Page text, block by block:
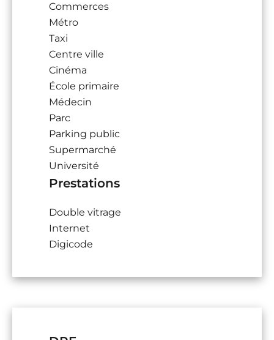
Commerces
Métro
Taxi
Centre ville
Cinéma
École primaire
Médecin
Parc
Parking public
Supermarché
Université
Prestations
Double vitrage
Internet
Digicode